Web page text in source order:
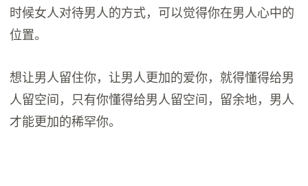
时候女人对待男人的方式，可以觉得你在男人心中的
位置。
想让男人留住你，让男人更加的爱你，就得懂得给男
人留空间，只有你懂得给男人留空间，留余地，男人
才能更加的稀罕你。